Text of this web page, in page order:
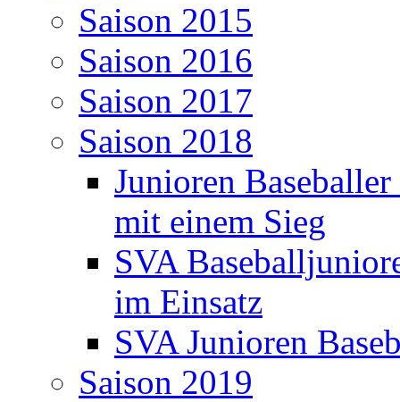
Saison 2015
Saison 2016
Saison 2017
Saison 2018
Junioren
mit einem Sieg
SVA
im Einsatz
SVA Junioren
Saison 2019